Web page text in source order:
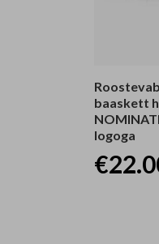
baaskett
logoga